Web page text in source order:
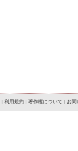
| 利用規約 | 著作権について | お問